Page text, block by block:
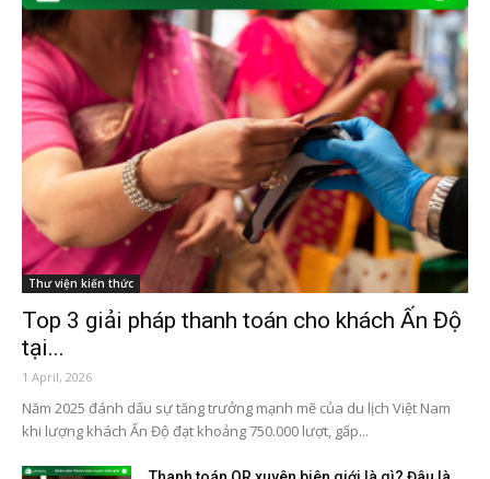
Thư viện kiến thức
Top 3 giải pháp thanh toán cho khách Ấn Độ
tại...
1 April, 2026
Năm 2025 đánh dấu sự tăng trưởng mạnh mẽ của du lịch Việt Nam
khi lượng khách Ấn Độ đạt khoảng 750.000 lượt, gấp...